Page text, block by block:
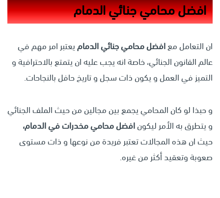
افضل محامي جنائي الدمام
ان التعامل معافضل محامي جنائي الدماميعتبر امر مهم في
عالم القانون الجنائي، خاصة انه يجب عليه ان يتمتع بالاحترافية و
التميز في العمل و يكون ذات سجل و تاريخ حافل بالنجاحات.
و حبذا لو كان المحامي يجمع بين مجالين من حيث الملف الجنائي
و يتطرق به الأمر ليكونافضل محامي مخدرات في الدمام،
حيث ان هذه المجالات تعتبر فريدة من نوعها و ذات مستوى
صعوبة وتعقيد أكثر من غيره.